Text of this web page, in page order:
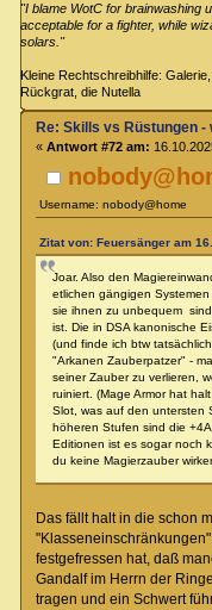
"I blame WotC for brainwashing
acceptable for a fighter, while
solars."
Kleine Rechtschreibhilfe:
Rückgrat, die Nutella
Username: nobody@home
Re: Skills vs Rüstungen
« Antwort #72 am:
Zitat von: Feuersänger am
Joar. Also den
etlichen gängigen
sie ihnen zu unbequem
ist. Die in DSA kanonische
(und finde ich btw
"Arkanen Zauberpatzer" -
seiner Zauber zu verlieren,
ruiniert. (Mage Armor hat
Slot, was auf den untersten
höheren Stufen sind die
Editionen ist es sogar noch
du keine Magierzauber
Das fällt halt in die schon
festgefressen hat, daß
Gandalf im Herrn der
tragen und ein Schwert